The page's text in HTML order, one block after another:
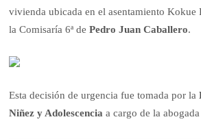
vivienda ubicada en el asentamiento Kokue
la Comisaría 6ª dePedro Juan Caballero.
Esta decisión de urgencia fue tomada por la
Niñez y Adolescencia a cargo de la